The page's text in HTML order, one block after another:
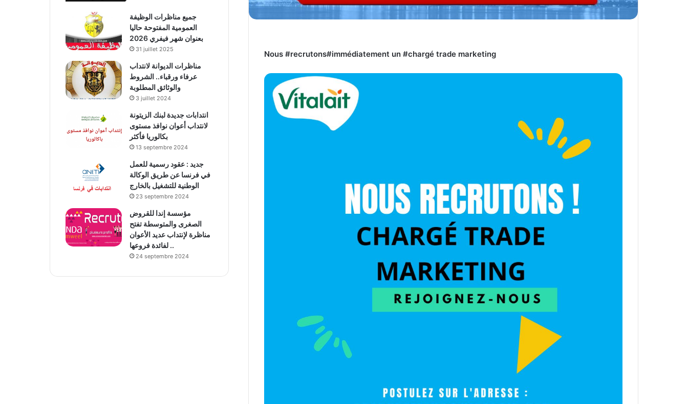
Nous #recrutons#immédiatement un #chargé trade marketing
جميع مناظرات الوظيفة
العمومية المفتوحة حاليا
بعنوان شهر فيفري 2026
31 juillet 2025
مناظرات الديوانة لانتداب
عرفاء ورقباء.. الشروط
والوثائق المطلوبة
3 juillet 2024
انتدابات جديدة لبنك الزيتونة
لانتداب أعوان نوافذ مستوى
بكالوريا فأكثر
13 septembre 2024
جديد : عقود رسمية للعمل
في فرنسا عن طريق الوكالة
الوطنية للتشغيل بالخارج
23 septembre 2024
مؤسسة إندا للقروض
الصغرى والمتوسطة تفتح
مناظرة لإنتداب عديد الأعوان
لفائدة فروعها ..
24 septembre 2024